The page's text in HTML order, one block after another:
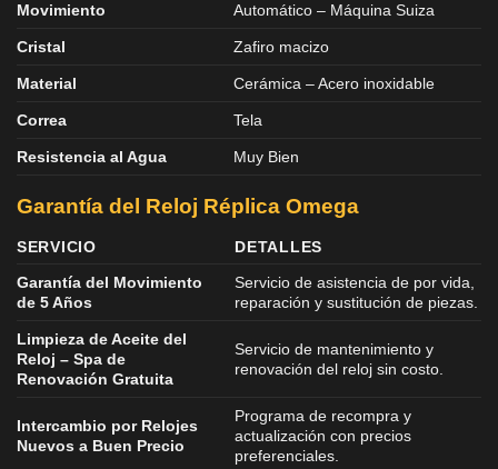
Movimiento Automático – Máquina Suiza
Cristal Zafiro macizo
Material Cerámica – Acero inoxidable
Correa Tela
Resistencia al Agua Muy Bien
Garantía del Reloj Réplica Omega
SERVICIO
DETALLES
Garantía del Movimiento
de 5 Años
Servicio de asistencia de por vida,
reparación y sustitución de piezas.
Limpieza de Aceite del
Reloj – Spa de
Renovación Gratuita
Servicio de mantenimiento y
renovación del reloj sin costo.
Intercambio por Relojes
Nuevos a Buen Precio
Programa de recompra y
actualización con precios
preferenciales.